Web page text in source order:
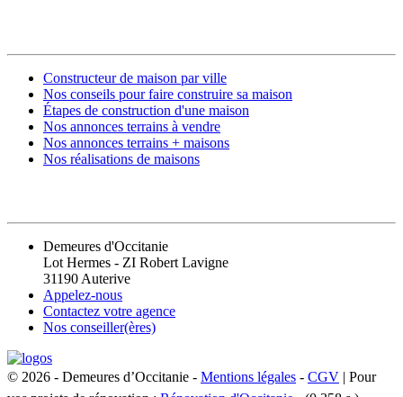
Constructeur de maison par ville
Nos conseils pour faire construire sa maison
Étapes de construction d'une maison
Nos annonces terrains à vendre
Nos annonces terrains + maisons
Nos réalisations de maisons
Demeures d'Occitanie
Lot Hermes - ZI Robert Lavigne
31190 Auterive
Appelez-nous
Contactez votre agence
Nos conseiller(ères)
© 2026 - Demeures d’Occitanie - Mentions légales - CGV | Pour